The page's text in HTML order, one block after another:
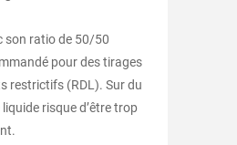
son ratio de 50/50
pour des tirages
restrictifs (RDL). Sur du
risque d’être trop